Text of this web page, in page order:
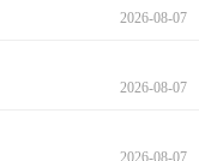
2026-08-07
2026-08-07
2026-08-07